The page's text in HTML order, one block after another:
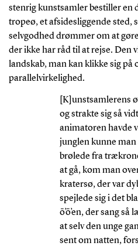
stenrig kunstsamler bestiller en
tropeø, et afsidesliggende sted,
selvgodhed drømmer om at
der ikke har råd til at rejse. Den
landskab, man kan klikke sig på
parallelvirkelighed.
[K]unstsamlerens
og strakte sig så
animatoren havde
junglen kunne
brølede fra
at gå, kom man
kratersø, der var
spejlede sig i det
ō’ō’en, der sang
at selv den unge
sent om natten,